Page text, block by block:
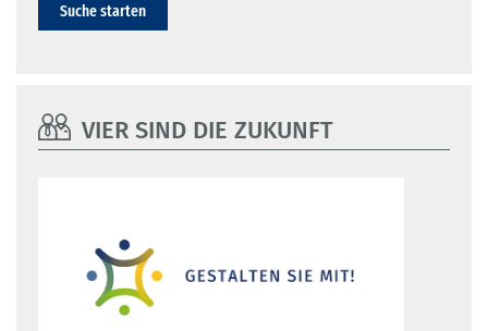
Suche starten
VIER SIND DIE ZUKUNFT